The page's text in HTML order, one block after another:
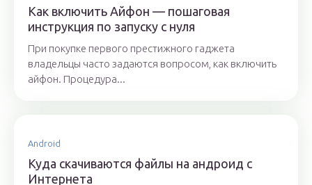
Как включить Айфон — пошаговая
инструкция по запуску с нуля
При покупке первого престижного гаджета
владельцы часто задаются вопросом, как включить
айфон. Процедура...
Android
Куда скачиваются файлы на андроид с
Интернета